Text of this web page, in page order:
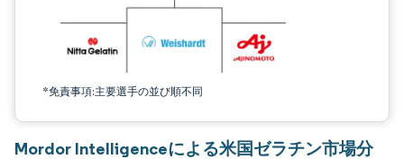
*免責事項:主要選手の並び順不同
Mordor Intelligenceによる米国ゼラチン市場分